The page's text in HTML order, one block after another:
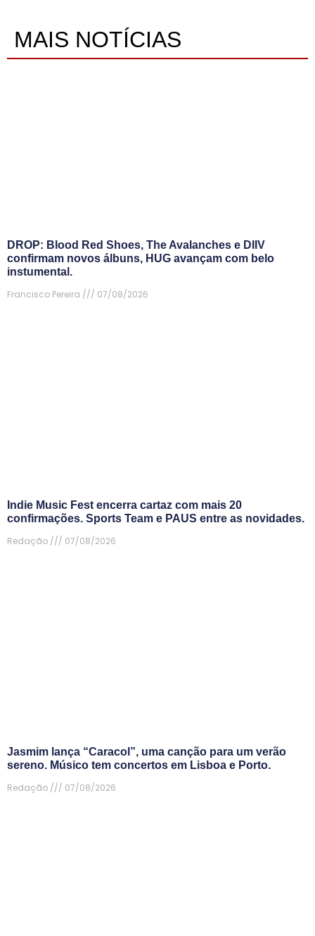
MAIS NOTÍCIAS
DROP: Blood Red Shoes, The Avalanches e DIIV
confirmam novos álbuns, HUG avançam com belo
instumental.
Francisco Pereira
07/08/2026
Indie Music Fest encerra cartaz com mais 20
confirmações. Sports Team e PAUS entre as novidades.
Redação
07/08/2026
Jasmim lança “Caracol”, uma canção para um verão
sereno. Músico tem concertos em Lisboa e Porto.
Redação
07/08/2026